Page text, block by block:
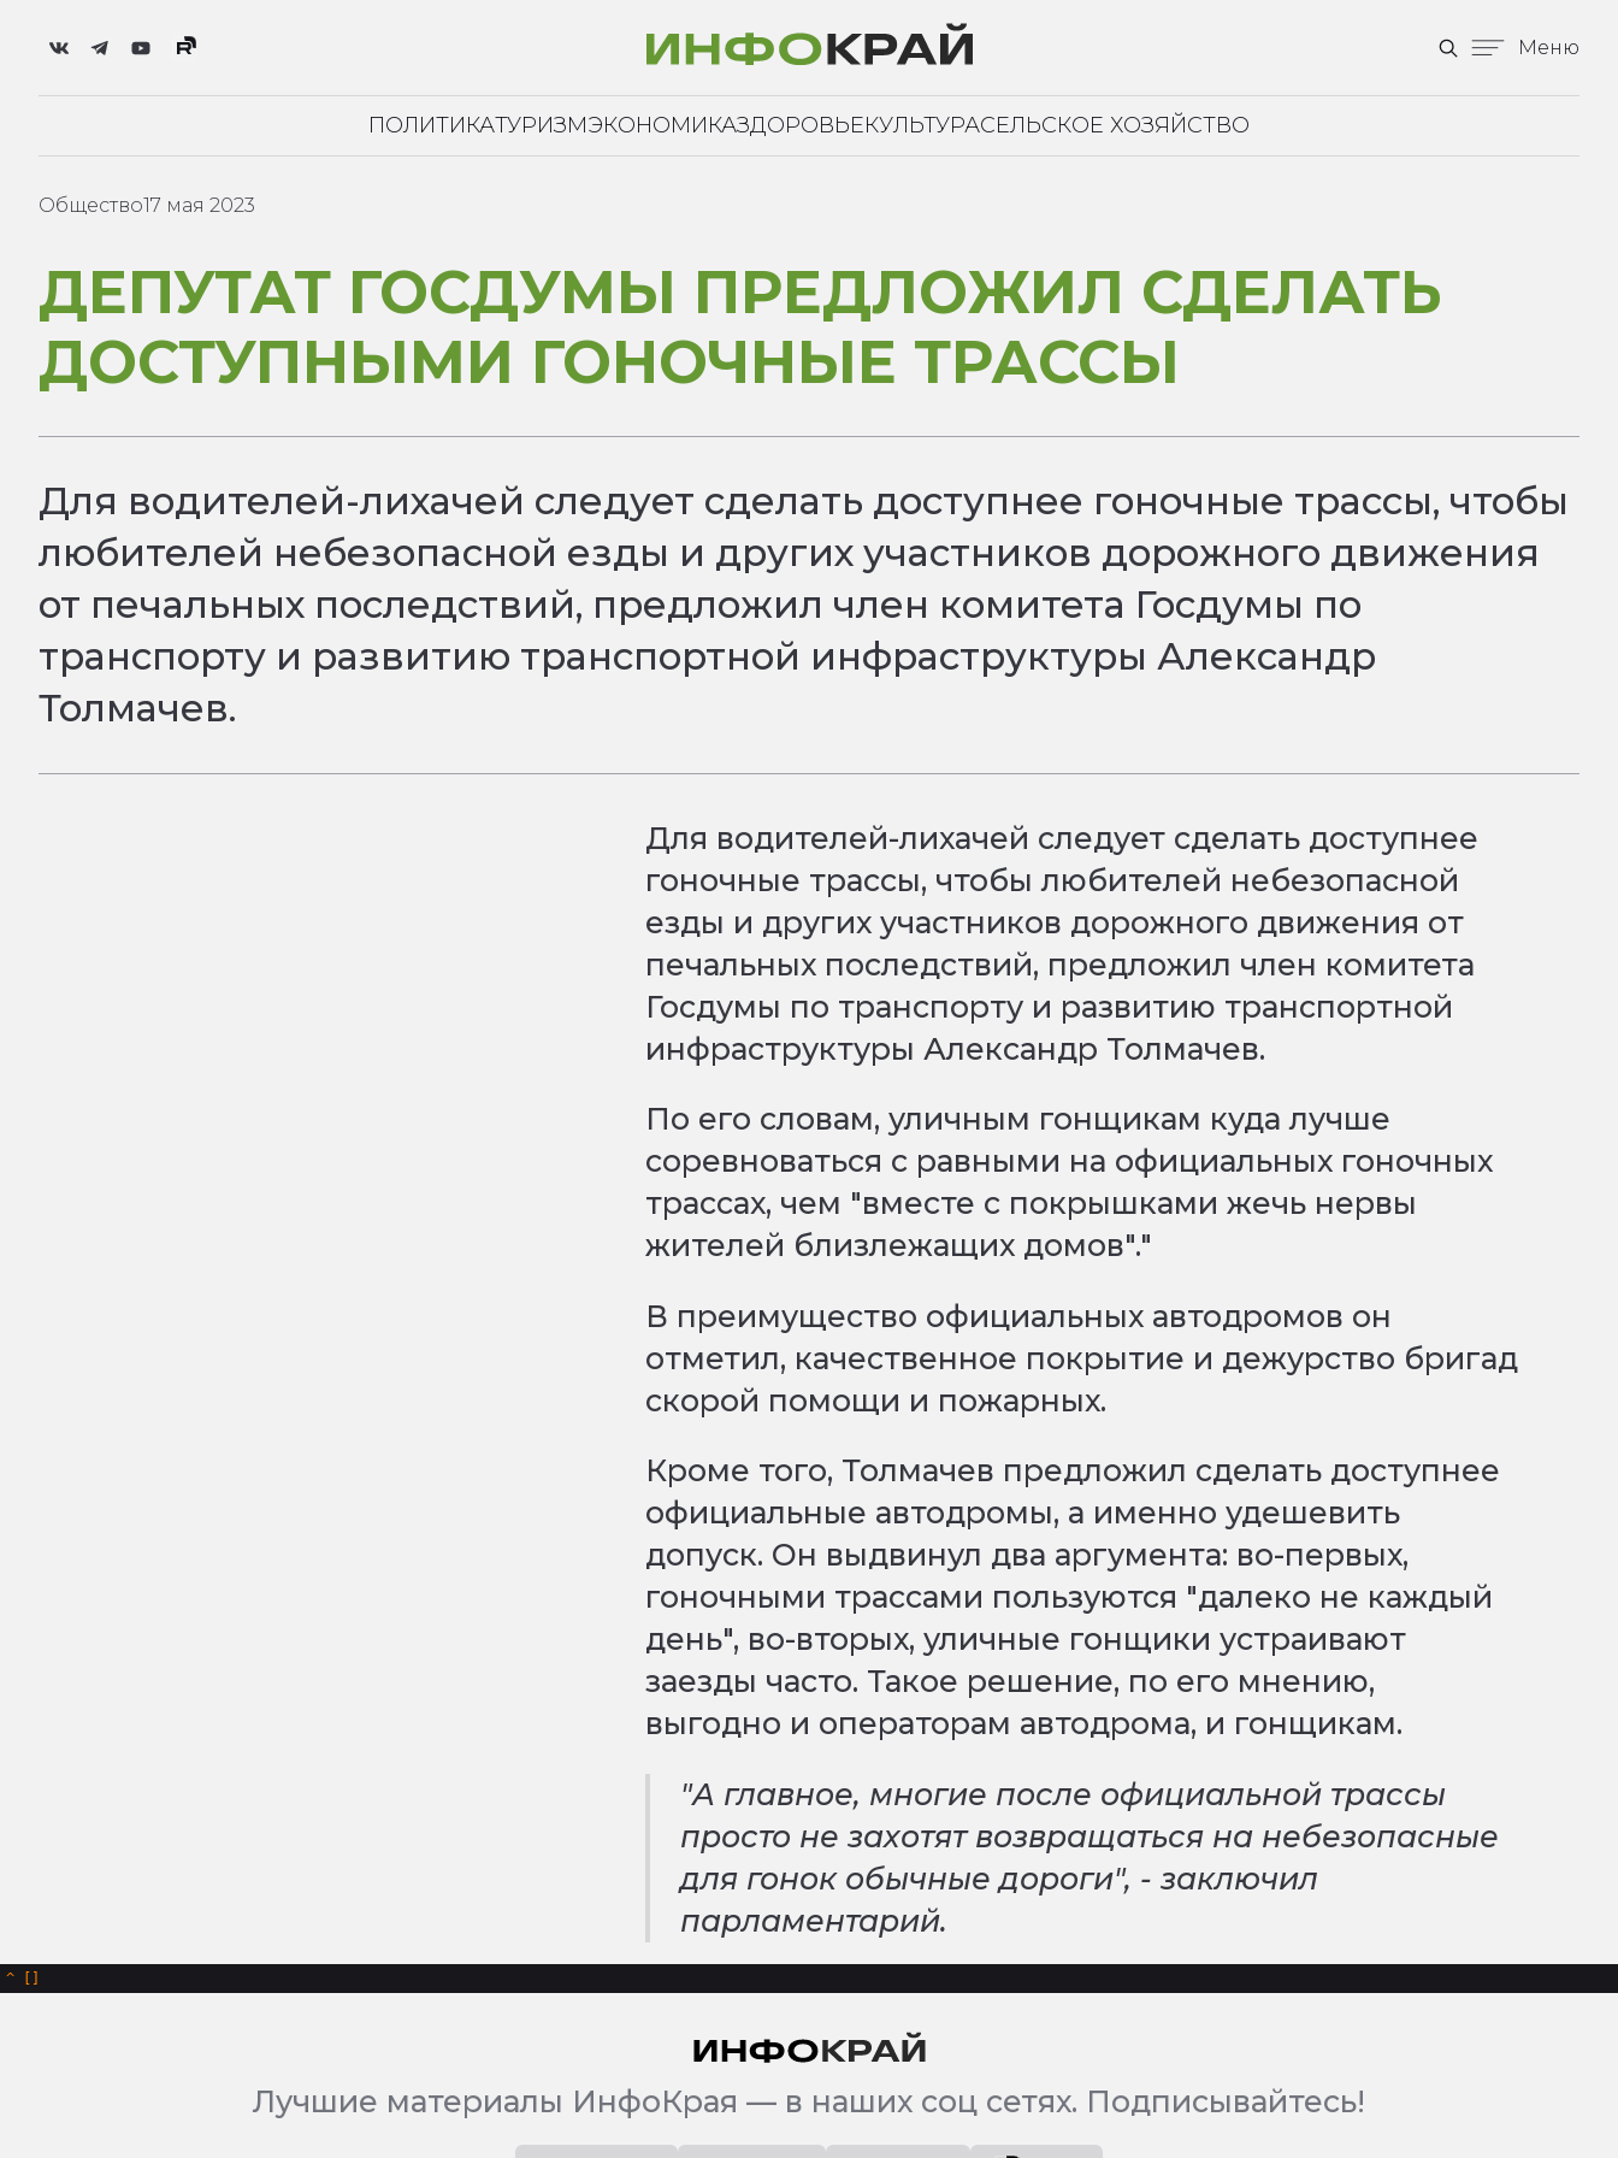
Меню
ПОЛИТИКАТУРИЗМЭКОНОМИКАЗДОРОВЬЕКУЛЬТУРАСЕЛЬСКОЕ ХОЗЯЙСТВО
Общество17 мая 2023
ДЕПУТАТ ГОСДУМЫ ПРЕДЛОЖИЛ СДЕЛАТЬ
ДОСТУПНЫМИ ГОНОЧНЫЕ ТРАССЫ
Для водителей-лихачей следует сделать доступнее гоночные трассы, чтобы
любителей небезопасной езды и других участников дорожного движения
от печальных последствий, предложил член комитета Госдумы по
транспорту и развитию транспортной инфраструктуры Александр
Толмачев.
Для водителей-лихачей следует сделать доступнее
гоночные трассы, чтобы любителей небезопасной
езды и других участников дорожного движения от
печальных последствий, предложил член комитета
Госдумы по транспорту и развитию транспортной
инфраструктуры Александр Толмачев.
По его словам, уличным гонщикам куда лучше
соревноваться с равными на официальных гоночных
трассах, чем "вместе с покрышками жечь нервы
жителей близлежащих домов"."
В преимущество официальных автодромов он
отметил, качественное покрытие и дежурство бригад
скорой помощи и пожарных.
Кроме того, Толмачев предложил сделать доступнее
официальные автодромы, а именно удешевить
допуск. Он выдвинул два аргумента: во-первых,
гоночными трассами пользуются "далеко не каждый
день", во-вторых, уличные гонщики устраивают
заезды часто. Такое решение, по его мнению,
выгодно и операторам автодрома, и гонщикам.
"А главное, многие после официальной трассы
просто не захотят возвращаться на небезопасные
для гонок обычные дороги", - заключил
парламентарий.
^
Лучшие материалы ИнфоКрая — в наших соц сетях. Подписывайтесь!